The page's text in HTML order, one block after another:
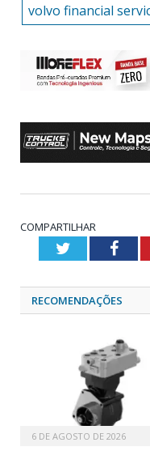
volvo financial
COMPARTILHAR
Twitter
RECOMENDAÇÕES
6 DE AGOSTO DE 2026